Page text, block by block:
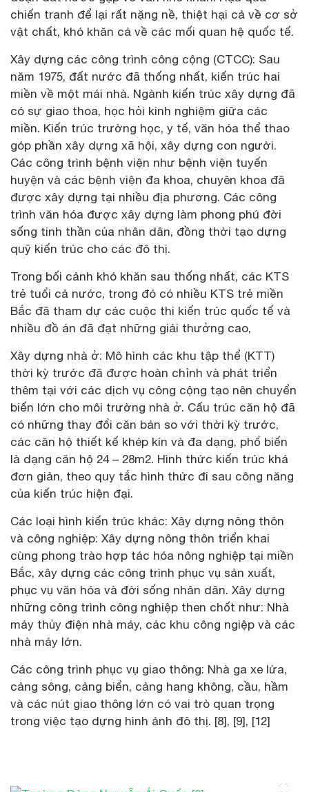
chiến tranh để lại rất nặng nề, thiệt hại cả về cơ sở
vật chất, khó khăn cả về các mối quan hệ quốc tế.
Xây dựng các công trình công cộng (CTCC): Sau
năm 1975, đất nước đã thống nhất, kiến trúc hai
miền về một mái nhà. Ngành kiến trúc xây dựng đã
có sự giao thoa, học hỏi kinh nghiệm giữa các
miền. Kiến trúc trường học, y tế, văn hóa thể thao
góp phần xây dựng xã hội, xây dựng con người.
Các công trình bệnh viện như bệnh viện tuyến
huyện và các bệnh viện đa khoa, chuyên khoa đã
được xây dựng tại nhiều địa phương. Các công
trình văn hóa được xây dựng làm phong phú đời
sống tinh thần của nhân dân, đồng thời tạo dựng
quỹ kiến trúc cho các đô thị.
Trong bối cảnh khó khăn sau thống nhất, các KTS
trẻ tuổi cả nước, trong đó có nhiều KTS trẻ miền
Bắc đã tham dự các cuộc thi kiến trúc quốc tế và
nhiều đồ án đã đạt những giải thưởng cao,
Xây dựng nhà ở: Mô hình các khu tập thể (KTT)
thời kỳ trước đã được hoàn chỉnh và phát triển
thêm tại với các dịch vụ công cộng tạo nên chuyển
biến lớn cho môi trường nhà ở. Cấu trúc căn hộ đã
có những thay đổi căn bản so với thời kỳ trước,
các căn hộ thiết kế khép kín và đa dạng, phổ biến
là dạng căn hộ 24 – 28m2. Hình thức kiến trúc khá
đơn giản, theo quy tắc hình thức đi sau công năng
của kiến trúc hiện đại.
Các loại hình kiến trúc khác: Xây dựng nông thôn
và công nghiệp: Xây dựng nông thôn triển khai
cùng phong trào hợp tác hóa nông nghiệp tại miền
Bắc, xây dựng các công trình phục vụ sản xuất,
phục vụ văn hóa và đời sống nhân dân. Xây dựng
những công trình công nghiệp then chốt như: Nhà
máy thủy điện nhà máy, các khu công ngiệp và các
nhà máy lớn.
Các công trình phục vụ giao thông: Nhà ga xe lửa,
cảng sông, cảng biển, cảng hang không, cầu, hầm
và các nút giao thông lớn có vai trò quan trọng
trong việc tạo dựng hình ảnh đô thị. [8], [9], [12]